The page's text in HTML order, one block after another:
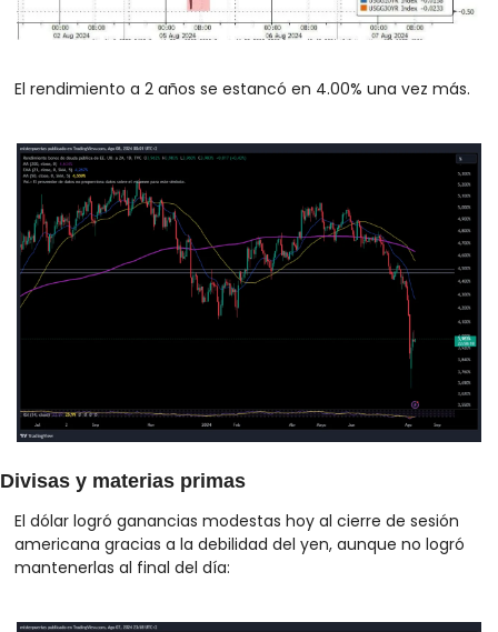
El rendimiento a 2 años se estancó en 4.00% una vez más.
Divisas y materias primas
El dólar logró ganancias modestas hoy al cierre de sesión
americana gracias a la debilidad del yen, aunque no logró
mantenerlas al final del día: